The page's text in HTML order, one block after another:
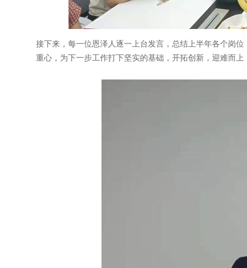
接下来，每一位恩泽人逐一上台发言，总结上半年各个岗
重心，为下一步工作打下坚实的基础， 开拓创新 ，迎难而上